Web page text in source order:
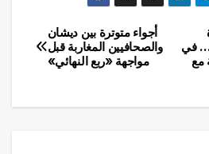
أجواء متوترة بين ديشان
والصحافيين المغاربة قبل
مواجهة «ربع النهائي»
في
مع